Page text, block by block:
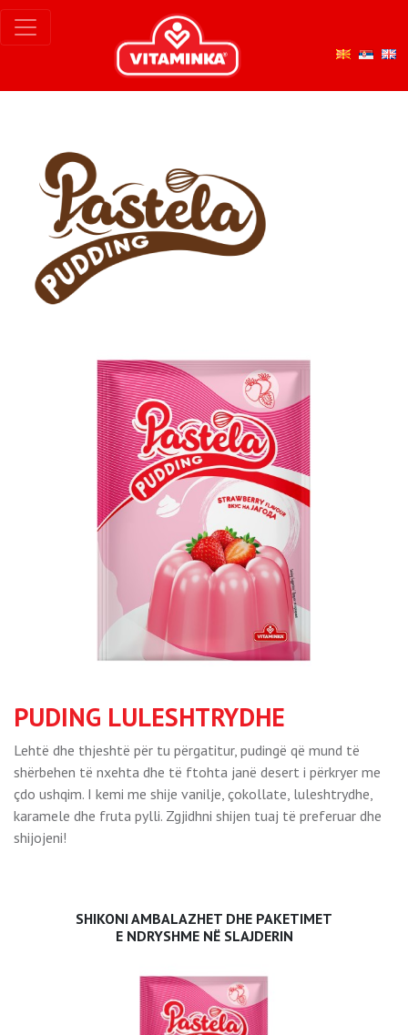
PUDING LULESHTRYDHE
Lehtë dhe thjeshtë për tu përgatitur, pudingë që mund të
shërbehen të nxehta dhe të ftohta janë desert i përkryer me
çdo ushqim. I kemi me shije vanilje, çokollate, luleshtrydhe,
karamele dhe fruta pylli. Zgjidhni shijen tuaj të preferuar dhe
shijojeni!
SHIKONI AMBALAZHET DHE PAKETIMET
E NDRYSHME NË SLAJDERIN